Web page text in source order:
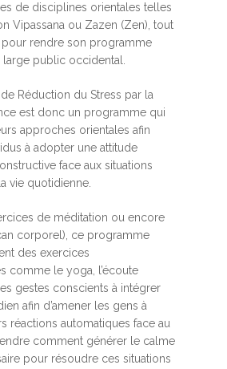
de disciplines orientales telles
Vipassana ou Zazen (Zen), tout
pour rendre son programme
public occidental.
de Réduction du Stress par la
est donc un programme qui
approches orientales afin
à adopter une attitude
face aux situations
vie quotidienne.
de méditation ou encore
corporel), ce programme
des exercices
comme le yoga, l’écoute
gestes conscients à intégrer
afin d’amener les gens à
réactions automatiques face au
comment générer le calme
pour résoudre ces situations